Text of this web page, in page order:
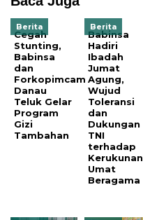
Berita
Cegah
Stunting,
Babinsa
dan
Forkopimcam
Danau
Teluk Gelar
Program
Gizi
Tambahan
Berita
Babinsa
Hadiri
Ibadah
Jumat
Agung,
Wujud
Toleransi
dan
Dukungan
TNI
terhadap
Kerukunan
Umat
Beragama